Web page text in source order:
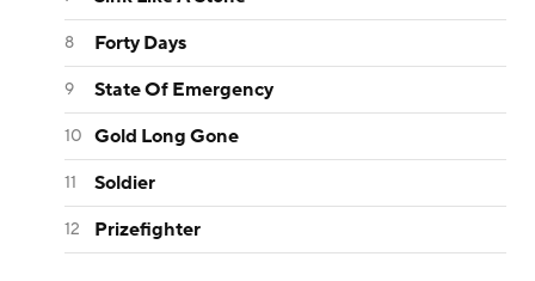
Forty Days
State Of Emergency
Gold Long Gone
Soldier
Prizefighter